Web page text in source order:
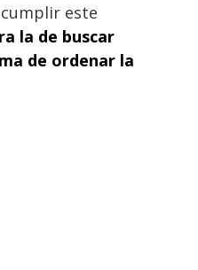
este
la de buscar
de ordenar la